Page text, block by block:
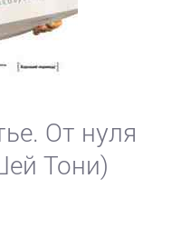
От нуля
Тони)